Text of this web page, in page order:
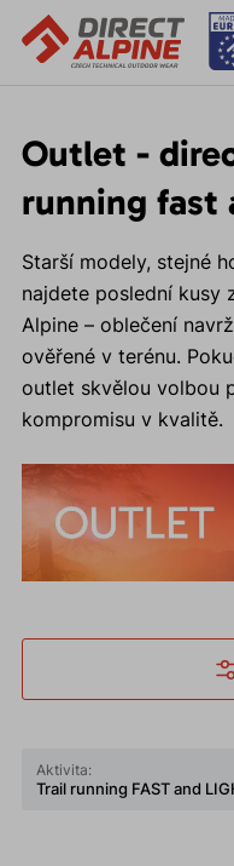
Outlet -
running fast
Starší modely, stejné
najdete poslední kusy
Alpine – oblečení
ověřené v terénu.
outlet skvělou volbou
kompromisu v kvalitě.
Aktivita:
Trail running FAST and